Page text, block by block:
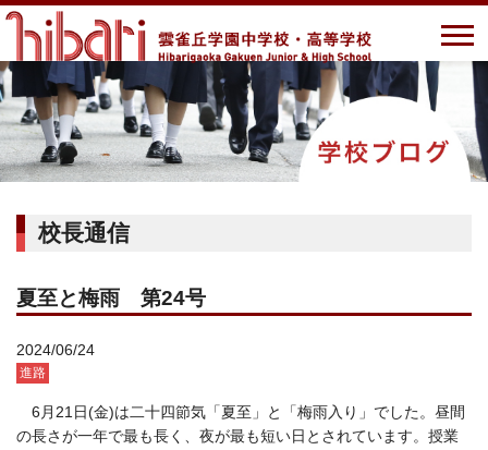
校長通信
夏至と梅雨 第24号
2024/06/24
進路
6月21日(金)は二十四節気「夏至」と「梅雨入り」でした。昼間
の長さが一年で最も長く、夜が最も短い日とされています。授業